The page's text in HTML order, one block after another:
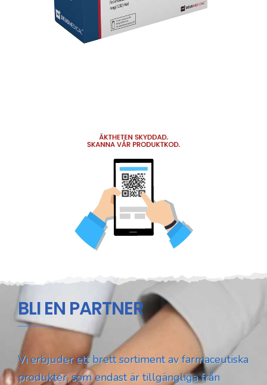
BLI EN PARTNER
Vi erbjuder ett brett sortiment av farmaceutiska
produkter, som endast är tillgängliga från